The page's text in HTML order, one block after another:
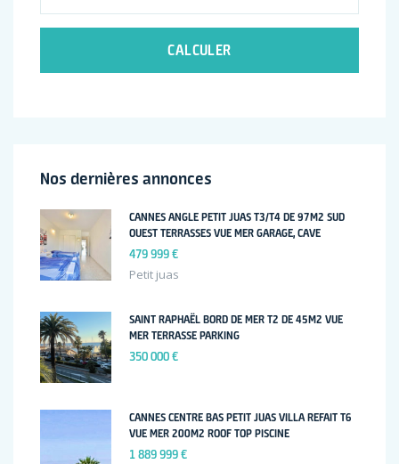
CALCULER
Nos dernières annonces
CANNES ANGLE PETIT JUAS T3/T4 DE 97M2 SUD
OUEST TERRASSES VUE MER GARAGE, CAVE
479 999 €
Petit juas
SAINT RAPHAËL BORD DE MER T2 DE 45M2 VUE
MER TERRASSE PARKING
350 000 €
CANNES CENTRE BAS PETIT JUAS VILLA REFAIT T6
VUE MER 200M2 ROOF TOP PISCINE
1 889 999 €